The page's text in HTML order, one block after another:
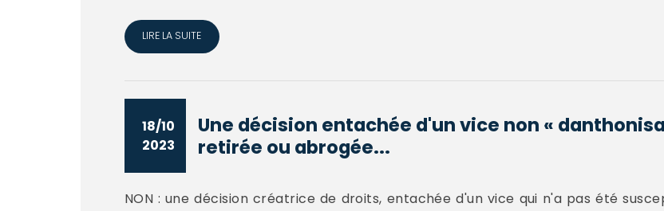
LIRE LA SUITE
18/10
2023
Une décision entachée d'un vice non «
retirée ou abrogée...
NON : une décision créatrice de droits, entachée d'un vice qui n'a pas été